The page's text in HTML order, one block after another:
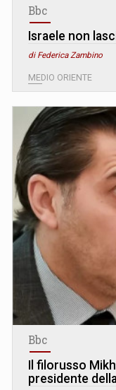
Bbc
Israele non
di Federica Zambino
MEDIO ORIENTE
Bbc
Il filorusso
presidente